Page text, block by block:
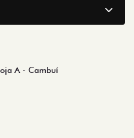
A - Cambuí